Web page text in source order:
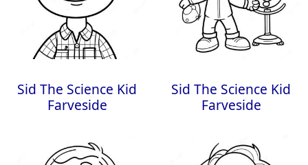
Sid The Science Kid
Farveside
Sid The Science Kid
Farveside